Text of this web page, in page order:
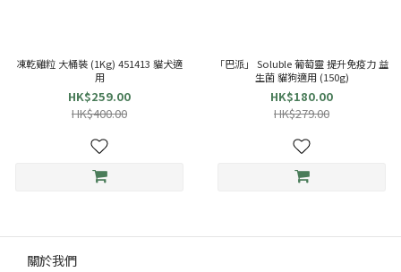
凍乾雞粒 大桶裝 (1Kg) 451413 貓犬適
用
HK$259.00
HK$400.00
「巴派」 Soluble 葡萄靈 提升免疫力 益
生菌 貓狗適用 (150g)
HK$180.00
HK$279.00
關於我們